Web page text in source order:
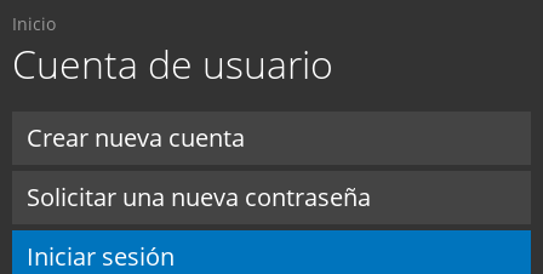
principal
Usted está aquí
Inicio
Cuenta de usuario
Crear nueva cuenta
Solicitar una nueva contraseña
Iniciar sesión